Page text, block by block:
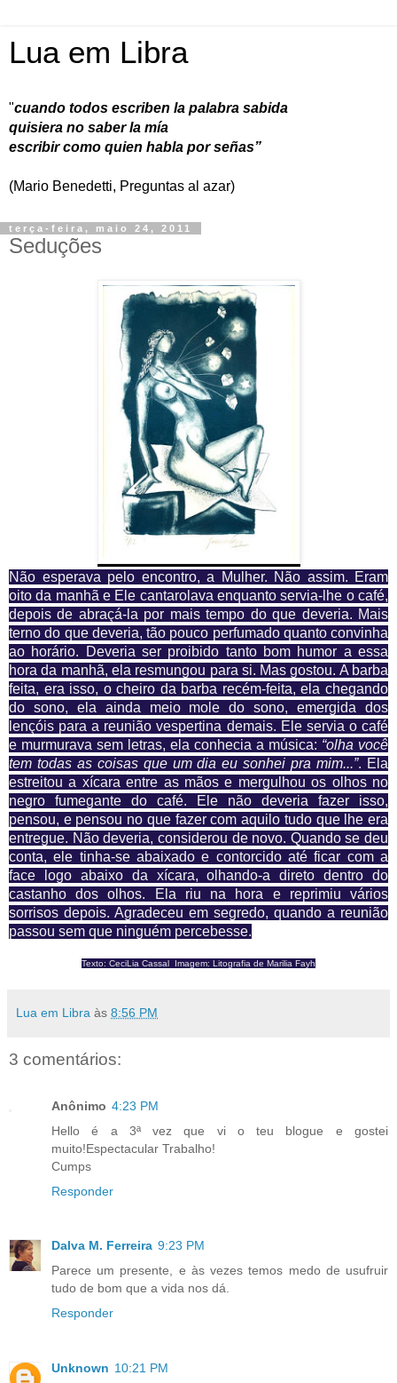
Lua em Libra
"cuando todos escriben la palabra sabida
quisiera no saber la mía
escribir como quien habla por señas”
(Mario Benedetti, Preguntas al azar)
terça-feira, maio 24, 2011
Seduções
Não esperava pelo encontro, a Mulher. Não assim. Eram
oito da manhã e Ele cantarolava enquanto servia-lhe o café,
depois de abraçá-la por mais tempo do que deveria. Mais
terno do que deveria, tão pouco perfumado quanto convinha
ao horário. Deveria ser proibido tanto bom humor a essa
hora da manhã, ela resmungou para si. Mas gostou. A barba
feita, era isso, o cheiro da barba recém-feita, ela chegando
do sono, ela ainda meio mole do sono, emergida dos
lençóis para a reunião vespertina demais. Ele servia o café
e murmurava sem letras, ela conhecia a música: “olha você
tem todas as coisas que um dia eu sonhei pra mim...”. Ela
estreitou a xícara entre as mãos e mergulhou os olhos no
negro fumegante do café. Ele não deveria fazer isso,
pensou, e pensou no que fazer com aquilo tudo que lhe era
entregue. Não deveria, considerou de novo. Quando se deu
conta, ele tinha-se abaixado e contorcido até ficar com a
face logo abaixo da xícara, olhando-a direto dentro do
castanho dos olhos. Ela riu na hora e reprimiu vários
sorrisos depois. Agradeceu em segredo, quando a reunião
passou sem que ninguém percebesse.
Texto: CeciLia Cassal Imagem: Litografia de Marilia Fayh
Lua em Libra às 8:56 PM
3 comentários:
Anônimo 4:23 PM
Hello é a 3ª vez que vi o teu blogue e gostei
muito!Espectacular Trabalho!
Cumps
Responder
Dalva M. Ferreira 9:23 PM
Parece um presente, e às vezes temos medo de usufruir
tudo de bom que a vida nos dá.
Responder
Unknown 10:21 PM